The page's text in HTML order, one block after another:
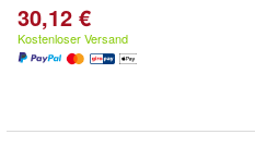
30,12 €
Kostenloser Versand